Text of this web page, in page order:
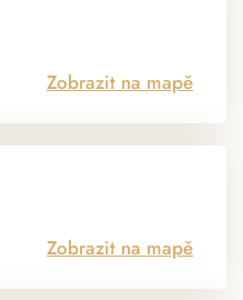
Zobrazit na mapě
Zobrazit na mapě